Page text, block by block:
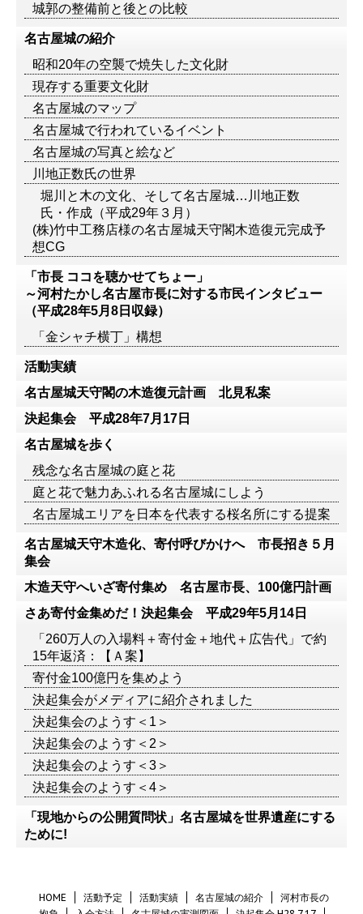
城郭の整備前と後との比較
名古屋城の紹介
昭和20年の空襲で焼失した文化財
現存する重要文化財
名古屋城のマップ
名古屋城で行われているイベント
名古屋城の写真と絵など
川地正数氏の世界
堀川と木の文化、そして名古屋城…川地正数
氏・作成（平成29年３月）
(株)竹中工務店様の名古屋城天守閣木造復元完成予
想CG
「市長 ココを聴かせてちょー」
～河村たかし名古屋市長に対する市民インタビュー
（平成28年5月8日収録）
「金シャチ横丁」構想
活動実績
名古屋城天守閣の木造復元計画 北見私案
決起集会 平成28年7月17日
名古屋城を歩く
残念な名古屋城の庭と花
庭と花で魅力あふれる名古屋城にしよう
名古屋城エリアを日本を代表する桜名所にする提案
名古屋城天守木造化、寄付呼びかけへ 市長招き５月
集会
木造天守へいざ寄付集め 名古屋市長、100億円計画
さあ寄付金集めだ！決起集会 平成29年5月14日
「260万人の入場料＋寄付金＋地代＋広告代」で約
15年返済：【Ａ案】
寄付金100億円を集めよう
決起集会がメディアに紹介されました
決起集会のようす＜1＞
決起集会のようす＜2＞
決起集会のようす＜3＞
決起集会のようす＜4＞
「現地からの公開質問状」名古屋城を世界遺産にする
ために!
HOME 活動予定 活動実績 名古屋城の紹介
河村市長の